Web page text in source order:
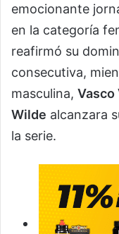
emocionante
en la categoría
reafirmó su
consecutiva,
masculina, Vasco
Wilde alcanzara
la serie.